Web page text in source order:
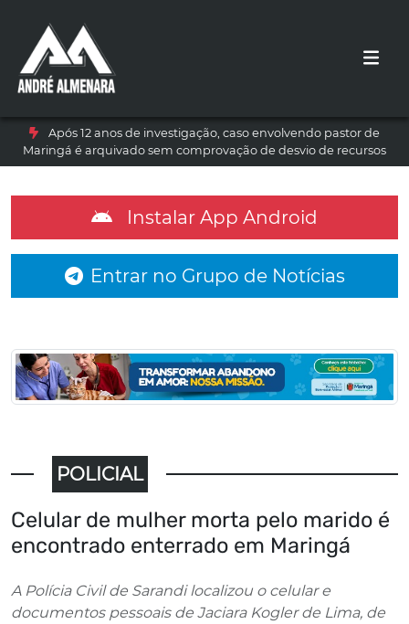
Após 12 anos de investigação, caso envolvendo pastor de
Maringá é arquivado sem comprovação de desvio de recursos
Instalar App Android
Entrar no Grupo de Notícias
POLICIAL
Celular de mulher morta pelo marido é
encontrado enterrado em Maringá
A Polícia Civil de Sarandi localizou o celular e
documentos pessoais de Jaciara Kogler de Lima, de